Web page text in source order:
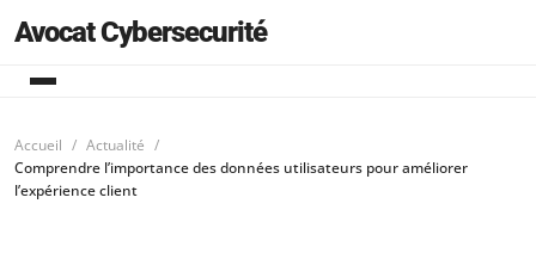
Avocat Cybersecurité
Accueil
Actualité
Comprendre l’importance des données utilisateurs pour améliorer
l’expérience client